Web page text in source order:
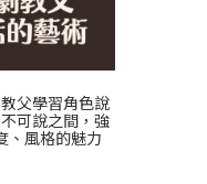
父學習角色說
可說之間，強
、風格的魅力